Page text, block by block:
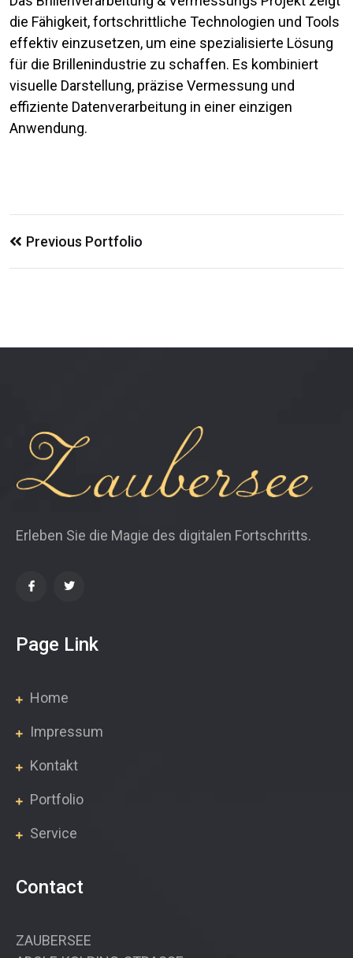
die Fähigkeit, fortschrittliche Technologien und Tools
effektiv einzusetzen, um eine spezialisierte Lösung
für die Brillenindustrie zu schaffen. Es kombiniert
visuelle Darstellung, präzise Vermessung und
effiziente Datenverarbeitung in einer einzigen
Anwendung.
Previous Portfolio
Erleben Sie die Magie des digitalen Fortschritts.
Page Link
Home
Impressum
Kontakt
Portfolio
Service
Contact
ZAUBERSEE